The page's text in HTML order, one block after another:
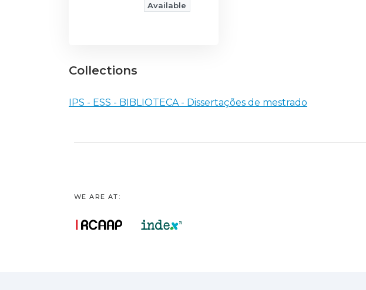
Available
Collections
IPS - ESS - BIBLIOTECA - Dissertações de mestrado
WE ARE AT: